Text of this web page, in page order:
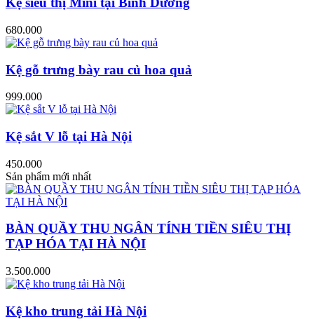
680.000
Kệ gỗ trưng bày rau củ hoa quả
999.000
Kệ sắt V lỗ tại Hà Nội
450.000
Sản phẩm mới nhất
BÀN QUẦY THU NGÂN TÍNH TIỀN SIÊU THỊ
TẠP HÓA TẠI HÀ NỘI
3.500.000
Kệ kho trung tải Hà Nội